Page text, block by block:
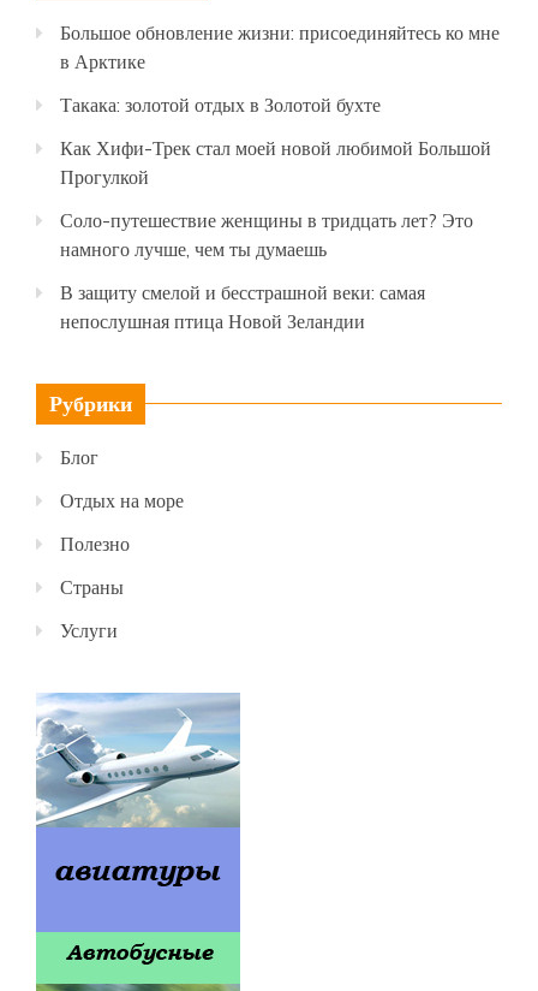
Большое обновление жизни: присоединяйтесь ко мне
в Арктике
Такака: золотой отдых в Золотой бухте
Как Хифи-Трек стал моей новой любимой Большой
Прогулкой
Соло-путешествие женщины в тридцать лет? Это
намного лучше, чем ты думаешь
В защиту смелой и бесстрашной веки: самая
непослушная птица Новой Зеландии
Рубрики
Блог
Отдых на море
Полезно
Страны
Услуги